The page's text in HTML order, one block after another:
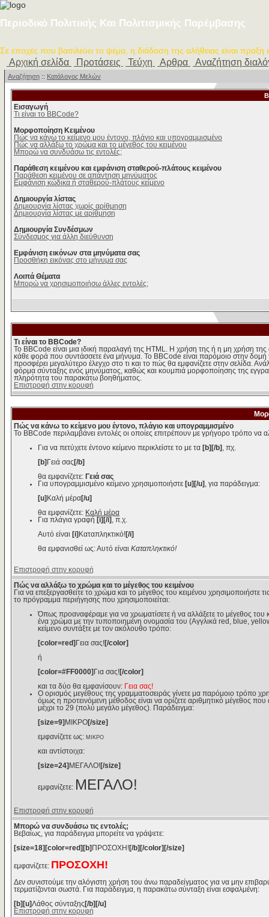
Περιοδικό Πολιτικής Και Πολιτισμικής Παρέμβασης
Σε εποχές που βασιλεύει το ψέμα, η διάδοση της αλήθειας είναι πράξη
Αρχική σελίδα Προτάσεις Τεύχη Αρθρα Αναζήτηση
Αναζήτηση :: Κατάλογος Μελών
Εισαγωγή
Τι είναι το BBCode?
Μορφοποίηση Κειμένου
Πώς να κάνω το κείμενο μου έντονο, πλάγιο και υπογραμμισμένο
Πώς να αλλάξω το χρώμα και το μέγεθος του κειμένου
Μπορώ να συνδυάσω τις εντολές;
Παράθεση κειμένου και εμφάνιση σταθερού-πλάτους κειμένου
Παράθεση κειμένου σε απάντηση μηνύματος
Εμφάνιση κώδικα ή σταθερού-πλάτους κείμενο
Δημιουργία λίστας
Δημιουργία λίστας χωρίς αρίθμηση
Δημιουργία λίστας με αρίθμηση
Δημιουργία Συνδέσμων
Σύνδεσμος για άλλη διεύθυνση
Εμφάνιση εικόνων στα μηνύματα σας
Προσθήκη εικόνας στο μήνυμα σας
Λοιπά Θέματα
Μπορώ να χρησιμοποιήσω άλλες εντολές;
Τι είναι το BBCode?
Το BBCode είναι μια ιδική παραλαγή της HTML. Η χρήση της ή η μη χρήση
κάθε φορά που συντάσσετε ένα μήνυμα. Το BBCode είναι παρόμοιο στην δομή
προσφέρει μεγαλύτερο έλεγχο στο τι και το πώς θα εμφανίζετε στην σελίδα.
φόρμα σύνταξης ενός μηνύματος, καθώς και κουμπιά μορφοποίησης της
πληρότητα του παρακάτω βοηθήματος.
Επιστροφή στην κορυφή
Πώς να κάνω το κείμενο μου έντονο, πλάγιο και υπογραμμισμένο
Το BBCode περιλαμβάνει εντολές οι οποίες επιτρέπουν με γρήγορο τρόπο
Για να πετύχετε έντονο κείμενο περικλείστε το με τα [b][/b]
, πχ.
[b] Γειά σας [/b]
θα εμφανίζετε: Γειά σας
Για υπογραμμισμένο κείμενο χρησιμοποιήστε [u][/u]
, για παράδειγμα:
[u] Καλή μέρα[/u]
θα εμφανίζετε: Καλή μέρα
Για πλάγια γραφή [i][/i]
, π.χ.
Αυτό είναι [i] Καταπληκτικό![/i]
θα εμφανισθεί ως: Αυτό είναι Καταπληκτικό!
Επιστροφή στην κορυφή
Πώς να αλλάξω το χρώμα και το μέγεθος του κειμένου
Για να επεξεργασθείτε το χρώμα και το μέγεθος του κειμένου χρησιμοποιήστε
το πρόγραμμα περιήγησης που χρησιμοποιείται:
Όπως προαναφέραμε για να χρωματίσετε ή να αλλάξετε το μέγεθος του
ένα χρώμα με την τυποποιημένη ονομασία του (Αγγλικά red, blue,
κείμενο συντάξτε με τον ακόλουθο τρόπο:
[color=red] Γεια σας![/color]
ή
[color=#FF0000] Για σας![/color]
και τα δύο θα εμφανίσουν: Γεια σας!
Ο ορισμός μεγέθους της γραμματοσειράς γίνετε μα παρόμοιο τρόπο
όμως η προτεινόμενη μέθοδος είναι να ορίζετε αριθμητικό μέγεθος που
μέχρι το 29 (πολύ μεγάλο μέγεθος). Παράδειγμα:
[size=9] ΜΙΚΡΟ[/size]
εμφανίζετε ως: ΜΙΚΡΟ
και αντίστοιχα:
[size=24] ΜΕΓΑΛΟ![/size]
εμφανίζετε: ΜΕΓΑΛΟ!
Επιστροφή στην κορυφή
Μπορώ να συνδυάσω τις εντολές;
Βεβαίως, για παράδειγμα μπορείτε να γράψετε:
[size=18][color=red][b]
ΠΡΟΣΟΧΗ! [/b][/color][/size]
εμφανίζετε: ΠΡΟΣΟΧΗ!
Δεν συνιστούμε την αλόγιστη χρήση του άνω παραδείγματος για να μην
τερματίζονται σωστά. Για παράδειγμα, η παρακάτω σύνταξη είναι εσφαλμένη:
[b][u] Λάθος σύνταξης [/b][/u]
Επιστροφή στην κορυφή